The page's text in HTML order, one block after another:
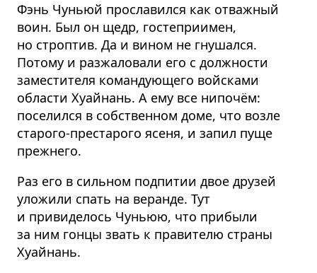
Фэнь Чуньюй прославился как отважный
воин. Был он щедр, гостеприимен,
но строптив. Да и вином не гнушался.
Потому и разжаловали его с должности
заместителя командующего войсками
области Хуайнань. А ему все нипочём:
поселился в собственном доме, что возле
старого-престарого ясеня, и запил пуще
прежнего.
Раз его в сильном подпитии двое друзей
уложили спать на веранде. Тут
и привиделось Чуньюю, что прибыли
за ним гонцы звать к правителю страны
Хуайнань.